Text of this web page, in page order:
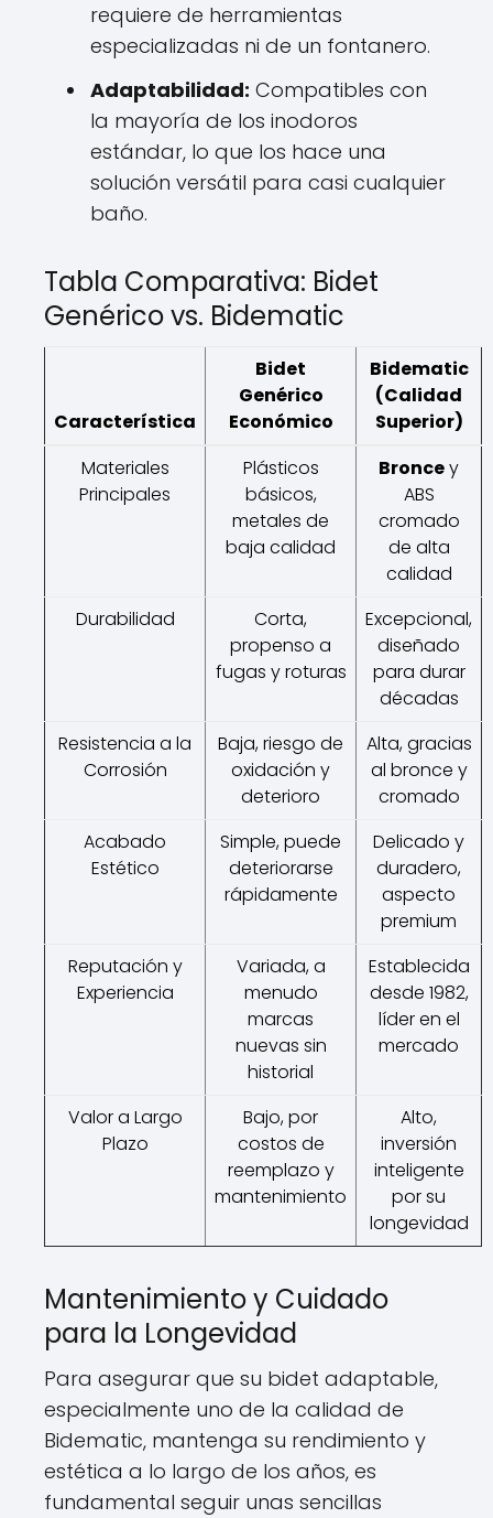
requiere de herramientas
especializadas ni de un fontanero.
Adaptabilidad: Compatibles con
la mayoría de los inodoros
estándar, lo que los hace una
solución versátil para casi cualquier
baño.
Tabla Comparativa: Bidet
Genérico vs. Bidematic
Característica
Bidet
Genérico
Económico
Bidematic
(Calidad
Superior)
Materiales
Principales
Plásticos
básicos,
metales de
baja calidad
Broncey
ABS
cromado
de alta
calidad
Durabilidad
Corta,
propenso a
fugas y roturas
Excepcional,
diseñado
para durar
décadas
Resistencia a la
Corrosión
Baja, riesgo de
oxidación y
deterioro
Alta, gracias
al bronce y
cromado
Acabado
Estético
Simple, puede
deteriorarse
rápidamente
Delicado y
duradero,
aspecto
premium
Reputación y
Experiencia
Variada, a
menudo
marcas
nuevas sin
historial
Establecida
desde 1982,
líder en el
mercado
Valor a Largo
Plazo
Bajo, por
costos de
reemplazo y
mantenimiento
Alto,
inversión
inteligente
por su
longevidad
Mantenimiento y Cuidado
para la Longevidad
Para asegurar que su bidet adaptable,
especialmente uno de la calidad de
Bidematic, mantenga su rendimiento y
estética a lo largo de los años, es
fundamental seguir unas sencillas